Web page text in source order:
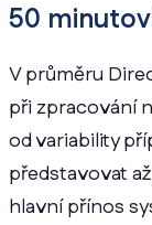
50
V průměru
při zpracování
od variability
představovat
hlavní přínos